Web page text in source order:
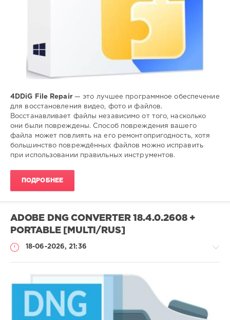
4DDiG File Repair— это лучшее программное обеспечение
для восстановления видео, фото и файлов.
Восстанавливает файлы независимо от того, насколько
они были повреждены. Способ повреждения вашего
файла может повлиять на его ремонтопригодность, хотя
большинство повреждённых файлов можно исправить
при использовании правильных инструментов.
ПОДРОБНЕЕ
ADOBE DNG CONVERTER 18.4.0.2608 +
PORTABLE [MULTI/RUS]
18-06-2026, 21:36
Софт
SamDel